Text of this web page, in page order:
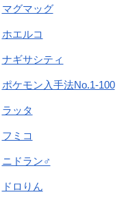
マグマッグ
ホエルコ
ナギサシティ
ポケモン入手法No.1-100
ラッタ
フミコ
ニドラン♂
ドロりん